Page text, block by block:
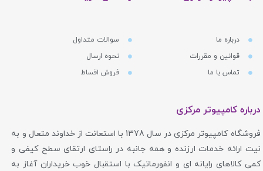
درباره ما
قوانین و مقررات
تماس با ما
سوالات متداول
نحوه ارسال
فروش اقساط
درباره کامپیوتر مرکزی
فروشگاه کامپیوتر مرکزی در سال 1378 با استعانت از خداوند متعال و به
نیت ارائه خدمات ارزنده و همه جانبه در راستای ارتقای سطح کیفی و
کمی کالاهای رایانه ای و انفورماتیک با استقبال خوب خریداران آغاز به